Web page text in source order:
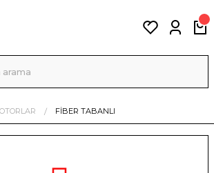
FİBER TABANLI